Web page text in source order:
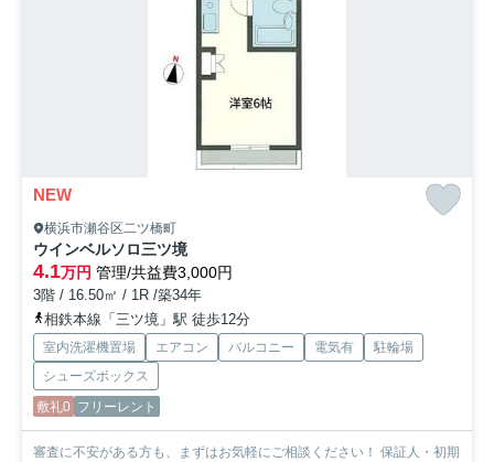
NEW
横浜市瀬谷区二ツ橋町
ウインベルソロ三ツ境
4.1万円 管理/共益費3,000円
3階 / 16.50㎡ / 1R /築34年
相鉄本線「三ツ境」駅 徒歩12分
室内洗濯機置場 エアコン バルコニー 電気有
駐輪場
シューズボックス
敷礼0 フリーレント
審査に不安がある方も、まずはお気軽にご相談ください！ 保証人・初期